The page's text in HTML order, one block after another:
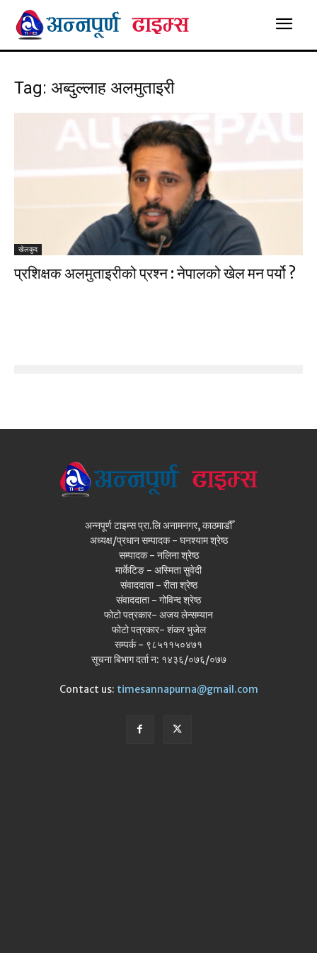
Tag: अब्दुल्लाह अलमुताइरी
खेलकुद
प्रशिक्षक अलमुताइरीको प्रश्न : नेपालको खेल मन पर्यो ?
अन्नपूर्ण टाइम्स प्रा.लि अनामनगर, काठमाडौँ
अध्यक्ष/प्रधान सम्पादक - घनश्याम श्रेष्ठ
सम्पादक - नलिना श्रेष्ठ
मार्केटिङ - अस्मिता सुवेदी
संवाददाता - रीता श्रेष्ठ
संवाददाता - गोविन्द श्रेष्ठ
फोटो पत्रकार- अजय लेन्सम्यान
फोटो पत्रकार- शंकर भुजेल
सम्पर्क - ९८५११५०४७१
सूचना बिभाग दर्ता न: १४३६/०७६/०७७
Contact us: timesannapurna@gmail.com